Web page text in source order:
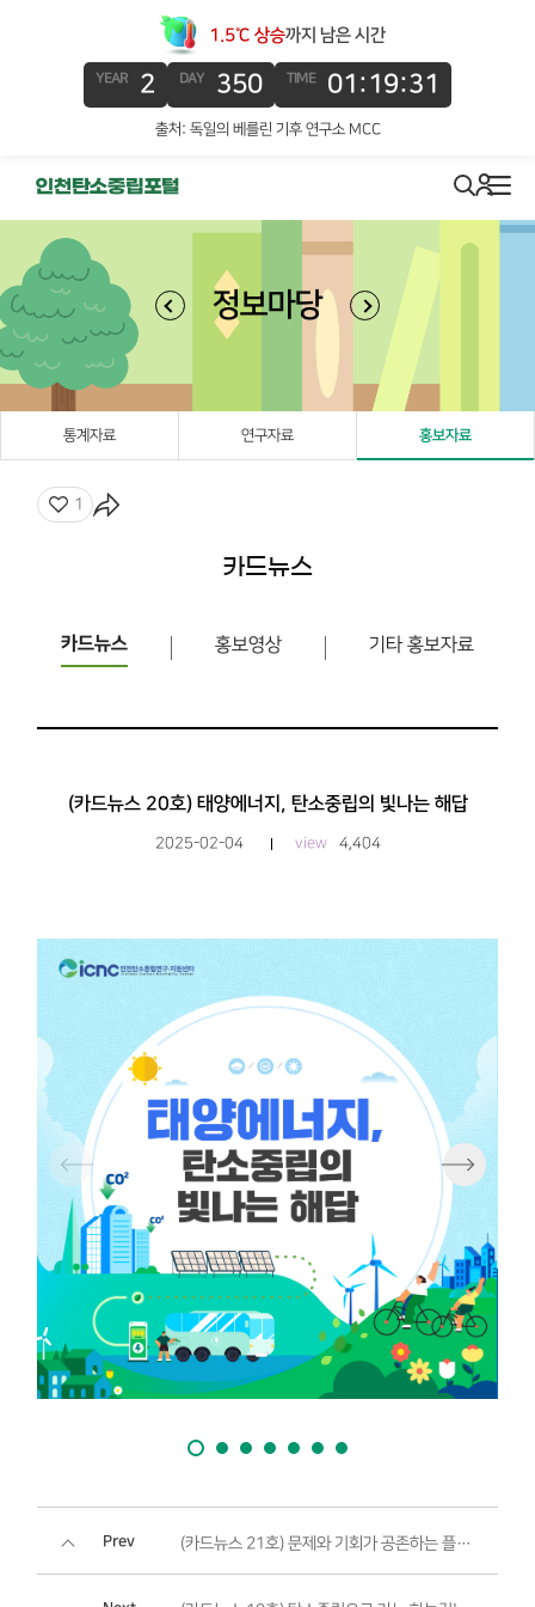
1.5℃ 상승까지 남은 시간
YEAR 2 DAY 350 TIME 01:19:31
출처: 독일의 베를린 기후 연구소 MCC
search
로그인
메뉴
정보마당
통계자료 연구자료 홍보자료
좋아요
1
카드뉴스
카드뉴스 홍보영상 기타 홍보자료
(카드뉴스 20호) 태양에너지, 탄소중립의 빛나는 해답
2025-02-04 view 4,404
Prev (카드뉴스 21호) 문제와 기회가 공존하는 플라스틱 시대